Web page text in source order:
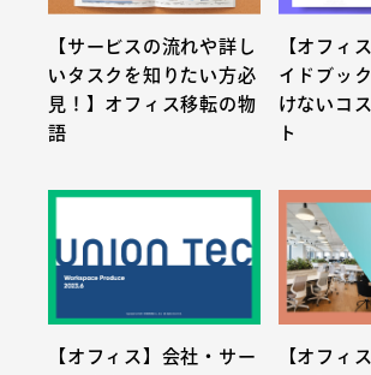
【サービスの流れや詳し
いタスクを知りたい方必
見！】オフィス移転の物
語
【オフィ
イドブッ
けないコ
ト
【オフィス】会社・サー
【オフィ